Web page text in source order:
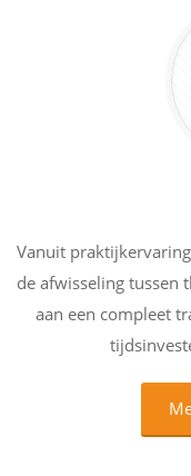
Vanuit
de afwisseling tussen
aan een compleet